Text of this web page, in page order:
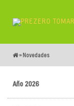
» Novedades
Año 2026